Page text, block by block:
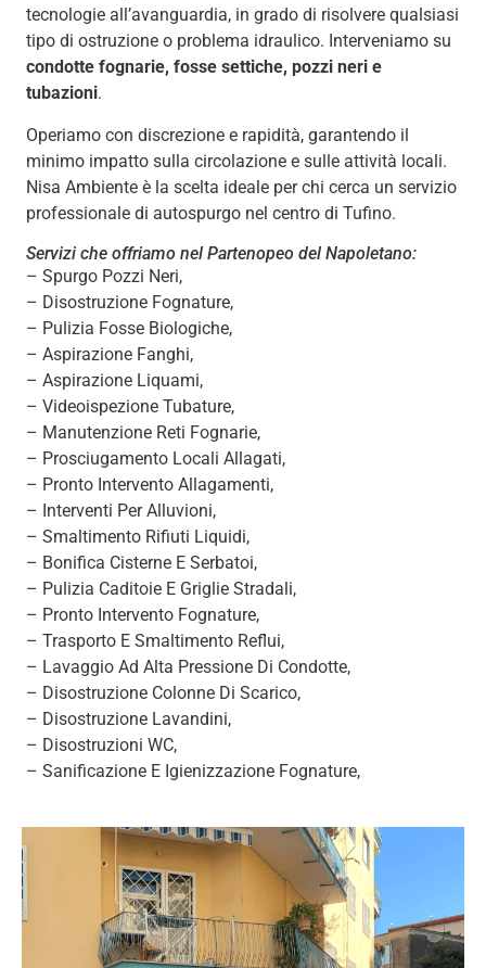
tecnologie all’avanguardia, in grado di risolvere qualsiasi
tipo di ostruzione o problema idraulico. Interveniamo su
condotte fognarie, fosse settiche, pozzi neri e
tubazioni.
Operiamo con discrezione e rapidità, garantendo il
minimo impatto sulla circolazione e sulle attività locali.
Nisa Ambiente è la scelta ideale per chi cerca un servizio
professionale di autospurgo nel centro di Tufino.
Servizi che offriamo nel Partenopeo del Napoletano:
– Spurgo Pozzi Neri,
– Disostruzione Fognature,
– Pulizia Fosse Biologiche,
– Aspirazione Fanghi,
– Aspirazione Liquami,
– Videoispezione Tubature,
– Manutenzione Reti Fognarie,
– Prosciugamento Locali Allagati,
– Pronto Intervento Allagamenti,
– Interventi Per Alluvioni,
– Smaltimento Rifiuti Liquidi,
– Bonifica Cisterne E Serbatoi,
– Pulizia Caditoie E Griglie Stradali,
– Pronto Intervento Fognature,
– Trasporto E Smaltimento Reflui,
– Lavaggio Ad Alta Pressione Di Condotte,
– Disostruzione Colonne Di Scarico,
– Disostruzione Lavandini,
– Disostruzioni WC,
– Sanificazione E Igienizzazione Fognature,